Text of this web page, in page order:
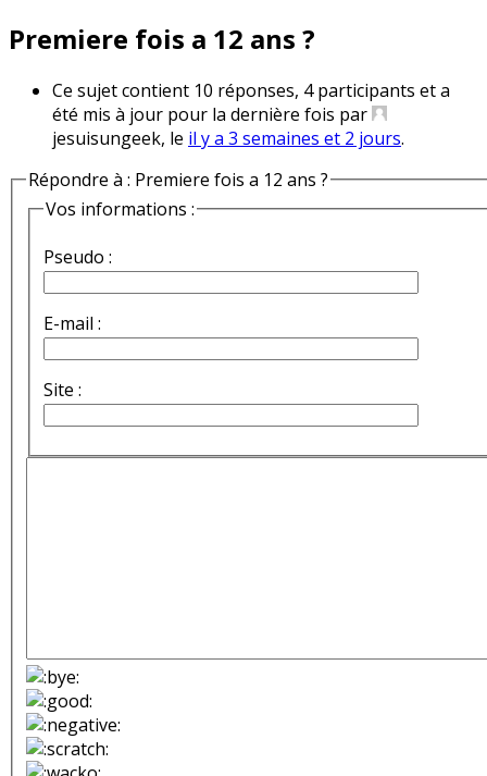
Premiere fois a 12 ans ?
Ce sujet contient 10 réponses, 4 participants et a
été mis à jour pour la dernière fois par
jesuisungeek, le il y a 3 semaines et 2 jours.
Répondre à : Premiere fois a 12 ans ?
Vos informations :
Pseudo :
E-mail :
Site :